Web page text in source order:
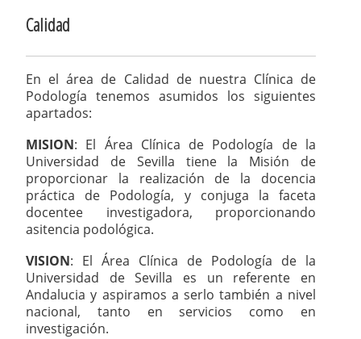
Calidad
En el área de Calidad de nuestra Clínica de
Podología tenemos asumidos los siguientes
apartados:
MISION: El Área Clínica de Podología de la
Universidad de Sevilla tiene la Misión de
proporcionar la realización de la docencia
práctica de Podología, y conjuga la faceta
docentee investigadora, proporcionando
asitencia podológica.
VISION: El Área Clínica de Podología de la
Universidad de Sevilla es un referente en
Andalucia y aspiramos a serlo también a nivel
nacional, tanto en servicios como en
investigación.